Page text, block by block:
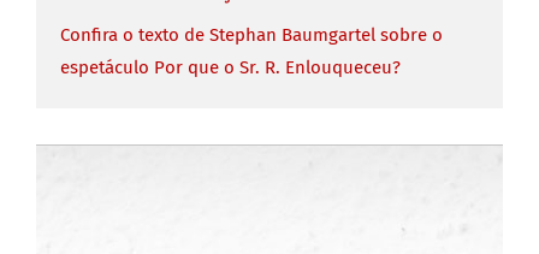
Confira o texto de Stephan Baumgartel sobre o
espetáculo Por que o Sr. R. Enlouqueceu?